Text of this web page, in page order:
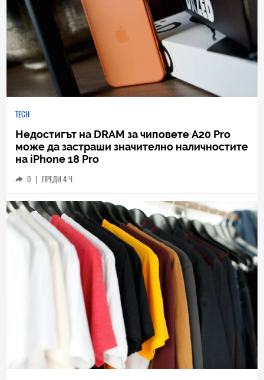
TECH
Недостигът на DRAM за чиповете A20 Pro
може да застраши значително наличностите
на iPhone 18 Pro
0 | ПРЕДИ 4 Ч.